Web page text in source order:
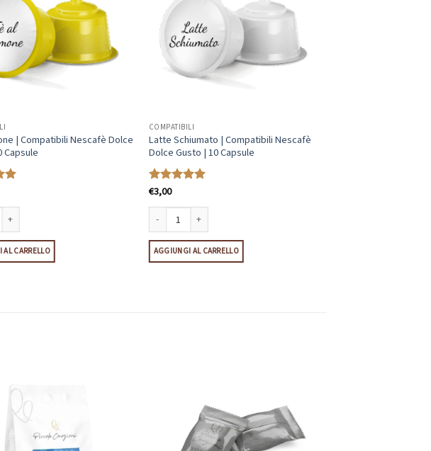
| Compatibili Nescafè Dolce
Capsule
| Compatibili Nescafè Dolce Gusto | 10 Capsule quantità
CARRELLO
COMPATIBILI
Latte Schiumato | Compatibili Nescafè
Dolce Gusto | 10 Capsule
Valutato
€3,00
Latte Schiumato | Compatibili Nescafè Dolce Gusto | 10 Capsule quantità
AGGIUNGI AL CARRELLO